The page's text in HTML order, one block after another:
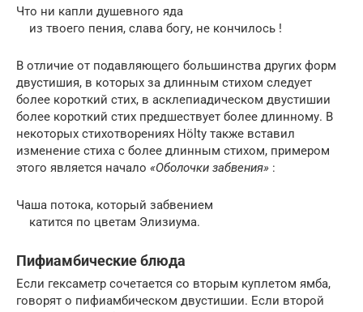
Что ни капли душевного яда
из твоего пения, слава богу, не кончилось !
В отличие от подавляющего большинства других форм
двустишия, в которых за длинным стихом следует
более короткий стих, в асклепиадическом двустишии
более короткий стих предшествует более длинному. В
некоторых стихотворениях Hölty также вставил
изменение стиха с более длинным стихом, примером
этого является начало «Оболочки забвения» :
Чаша потока, который забвением
катится по цветам Элизиума.
Пифиамбические блюда
Если гексаметр сочетается со вторым куплетом ямба,
говорят о пифиамбическом двустишии. Если второй